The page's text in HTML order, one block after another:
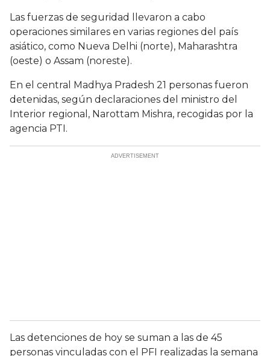
Las fuerzas de seguridad llevaron a cabo
operaciones similares en varias regiones del país
asiático, como Nueva Delhi (norte), Maharashtra
(oeste) o Assam (noreste).
En el central Madhya Pradesh 21 personas fueron
detenidas, según declaraciones del ministro del
Interior regional, Narottam Mishra, recogidas por la
agencia PTI.
Las detenciones de hoy se suman a las de 45
personas vinculadas con el PFI realizadas la semana